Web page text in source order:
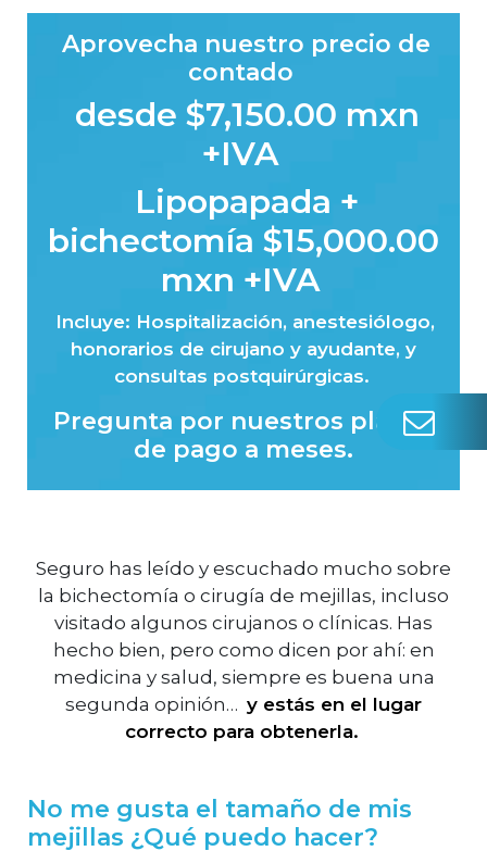
Aprovecha nuestro precio de
contado
desde $7,150.00 mxn
+IVA
Lipopapada +
bichectomía $15,000.00
mxn +IVA
Incluye: Hospitalización, anestesiólogo,
honorarios de cirujano y ayudante, y
consultas postquirúrgicas.
Pregunta por nuestros planes
de pago a meses.
Seguro has leído y escuchado mucho sobre
la bichectomía o cirugía de mejillas, incluso
visitado algunos cirujanos o clínicas. Has
hecho bien, pero como dicen por ahí: en
medicina y salud, siempre es buena una
segunda opinión… y estás en el lugar
correcto para obtenerla.
No me gusta el tamaño de mis
mejillas ¿Qué puedo hacer?